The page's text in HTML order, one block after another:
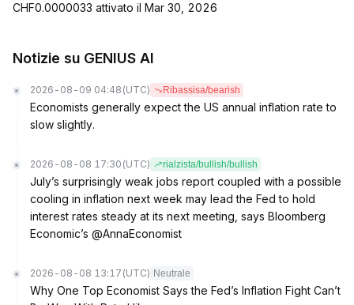
CHF0.0000033 attivato il Mar 30, 2026
Notizie su GENIUS AI
2026-08-09 04:48 (UTC) Ribassisa/bearish
Economists generally expect the US annual inflation rate to
slow slightly.
2026-08-08 17:30 (UTC) rialzista/bullish/bullish
July’s surprisingly weak jobs report coupled with a possible
cooling in inflation next week may lead the Fed to hold
interest rates steady at its next meeting, says Bloomberg
Economic’s @AnnaEconomist
2026-08-08 13:17 (UTC) Neutrale
Why One Top Economist Says the Fed’s Inflation Fight Can’t